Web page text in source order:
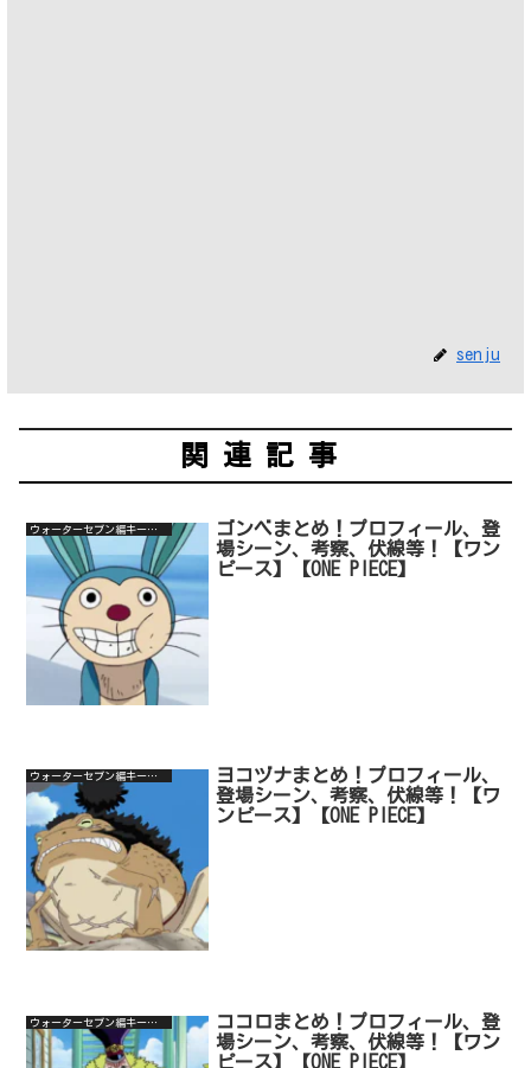
senju
関連記事
ウォーターセブン編キーキャラ
ゴンベまとめ！プロフィール、登
場シーン、考察、伏線等！【ワン
ピース】【ONE PIECE】
ウォーターセブン編キーキャラ
ヨコヅナまとめ！プロフィール、
登場シーン、考察、伏線等！【ワ
ンピース】【ONE PIECE】
ウォーターセブン編キーキャラ
ココロまとめ！プロフィール、登
場シーン、考察、伏線等！【ワン
ピース】【ONE PIECE】